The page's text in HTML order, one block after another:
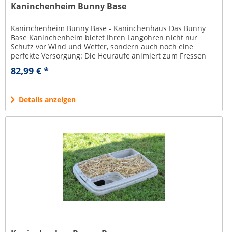
Kaninchenheim Bunny Base
Kaninchenheim Bunny Base - Kaninchenhaus Das Bunny
Base Kaninchenheim bietet Ihren Langohren nicht nur
Schutz vor Wind und Wetter, sondern auch noch eine
perfekte Versorgung: Die Heuraufe animiert zum Fressen
und Spielen, ein Wasser- und...
82,99 € *
Details anzeigen